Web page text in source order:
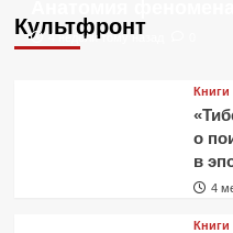
Культфронт
4 недели тому назад
Книги
о
в
4
Книги